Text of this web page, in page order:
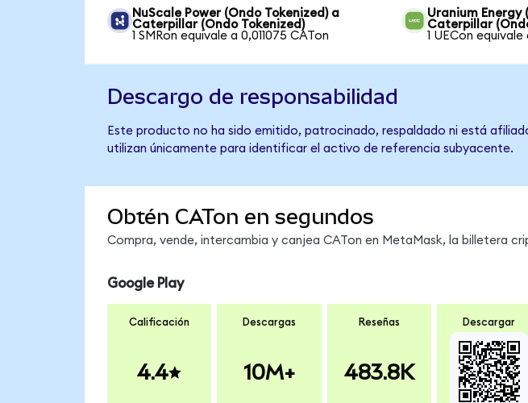
NuScale Power (Ondo Tokenized) a
Caterpillar (Ondo Tokenized)
1 SMRon equivale a 0,011075 CATon
Uranium Energy
Caterpillar
1 UECon equivale
Descargo de responsabilidad
Este producto no ha sido emitido, patrocinado, respaldado ni está
utilizan únicamente para identificar el activo de referencia subyacente.
Obtén CATon en segundos
Compra, vende, intercambia y canjea CATon en MetaMask, la billetera
Google Play
Calificación
4.4
Descargas
10M+
Reseñas
483.8K
Descargar